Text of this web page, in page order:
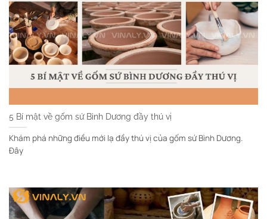
5 Bí mật về gốm sứ Bình Dương đầy thú vị
Khám phá những điều mới lạ đầy thú vị của gốm sứ Bình Dương.
Đây